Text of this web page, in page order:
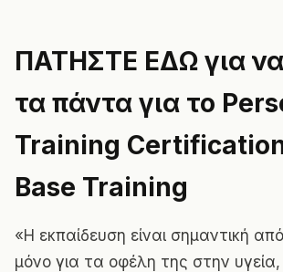
ΠΑΤΗΣΤΕ ΕΔΩ για
τα πάντα για το
Training
Base Training
«Η εκπαίδευση είναι σημαντική
μόνο για τα οφέλη της στην